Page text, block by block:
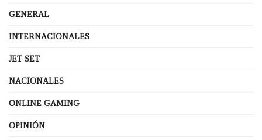
GENERAL
INTERNACIONALES
JET SET
NACIONALES
ONLINE GAMING
OPINIÓN